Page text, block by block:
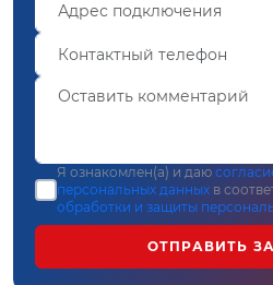
Я ознакомлен(а) и даю
персональных данных в
обработки и защиты
ОТПРАВИТЬ